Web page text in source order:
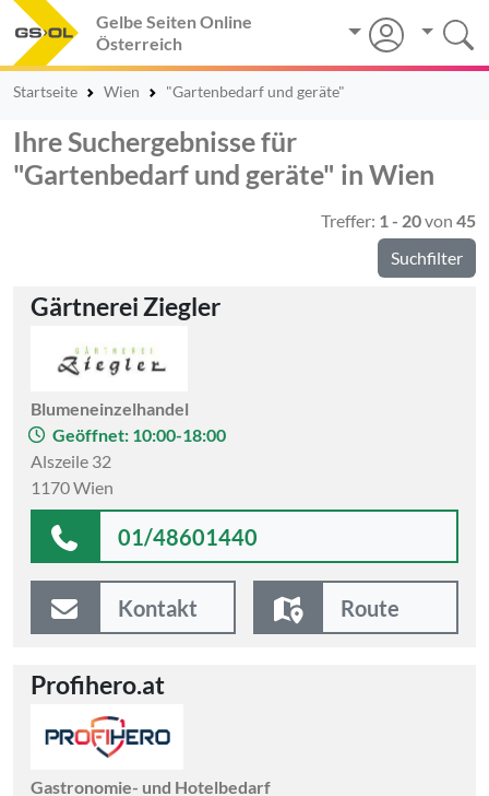
Gelbe Seiten Online
Österreich
Startseite Wien "Gartenbedarf und geräte"
Ihre Suchergebnisse für
"Gartenbedarf und geräte" in Wien
Treffer: 1 - 20von 45
Suchfilter
Gärtnerei Ziegler
Blumeneinzelhandel
Geöffnet: 10:00-18:00
Alszeile 32
1170 Wien
01/48601440
Kontakt Route
Profihero.at
Gastronomie- und Hotelbedarf